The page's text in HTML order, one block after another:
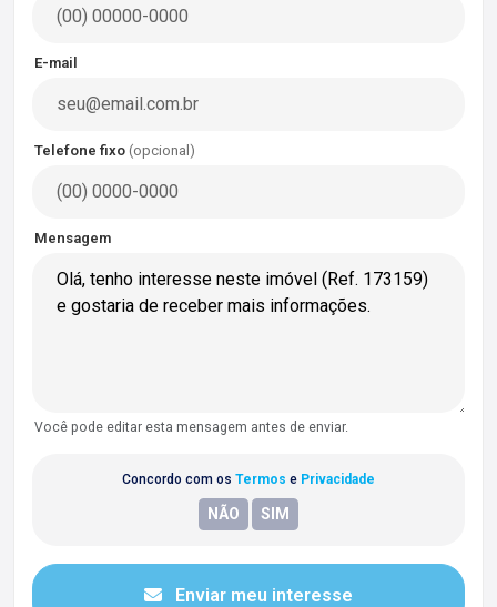
E-mail
Telefone fixo (opcional)
Mensagem
Você pode editar esta mensagem antes de enviar.
Concordo com os Termos e Privacidade
Enviar meu interesse